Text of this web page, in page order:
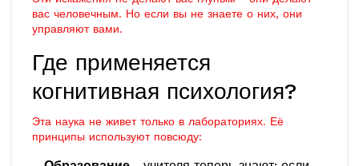
вас человечным. Но если вы не знаете о них, они
управляют вами.
Где применяется
когнитивная психология?
Эта наука не живет только в лабораториях. Её
принципы используют повсюду: